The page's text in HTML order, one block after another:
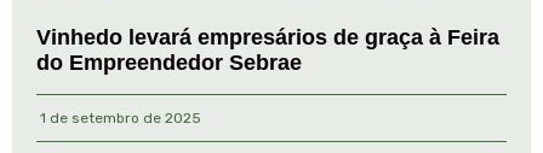
Vinhedo levará empresários de graça à Feira
do Empreendedor Sebrae
1 de setembro de 2025